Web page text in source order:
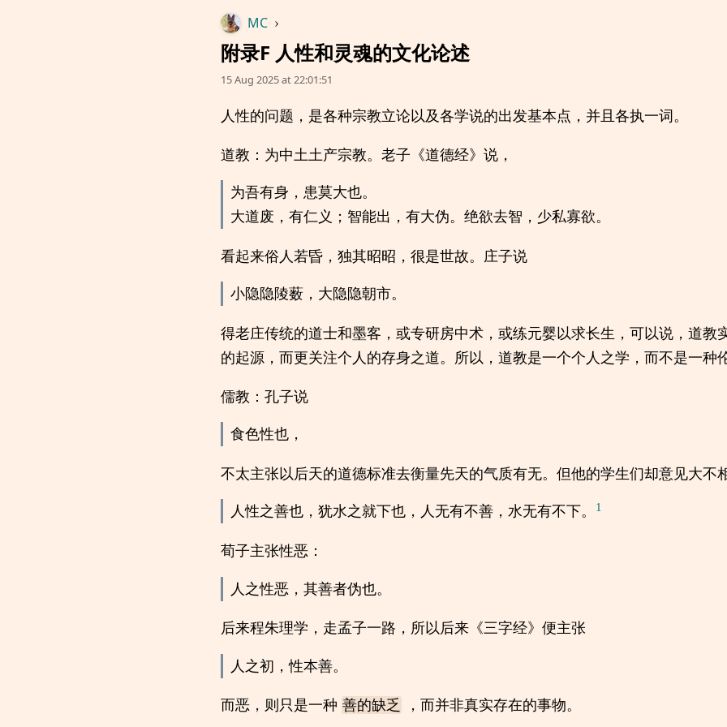
MC ›
附录F 人性和灵魂的文化论述
15 Aug 2025 at 22:01:51
人性的问题，是各种宗教立论以及各学说的出发基本点，并且各执一词。
道教：为中土土产宗教。老子《道德经》说，
为吾有身，患莫大也。
大道废，有仁义；智能出，有大伪。绝欲去智，少私寡欲。
看起来俗人若昏，独其昭昭，很是世故。庄子说
小隐隐陵薮，大隐隐朝市。
得老庄传统的道士和墨客，或专研房中术，或练元婴以求长生，可以说，道教
的起源，而更关注个人的存身之道。所以，道教是一个个人之学，而不是一种
儒教：孔子说
食色性也，
不太主张以后天的道德标准去衡量先天的气质有无。但他的学生们却意见大不
人性之善也，犹水之就下也，人无有不善，水无有不下。 1
荀子主张性恶：
人之性恶，其善者伪也。
后来程朱理学，走孟子一路，所以后来《三字经》便主张
人之初，性本善。
而恶，则只是一种 善的缺乏 ，而并非真实存在的事物。